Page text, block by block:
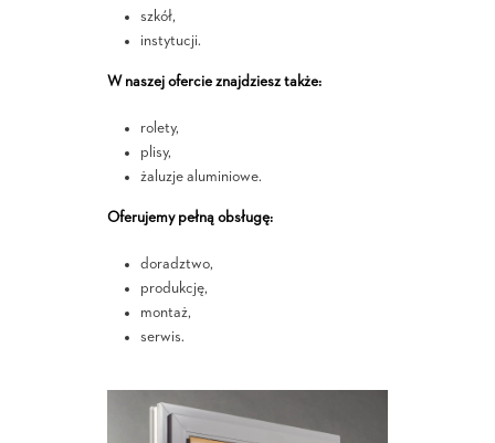
szkół,
instytucji.
W naszej ofercie znajdziesz także:
rolety,
plisy,
żaluzje aluminiowe.
Oferujemy pełną obsługę:
doradztwo,
produkcję,
montaż,
serwis.